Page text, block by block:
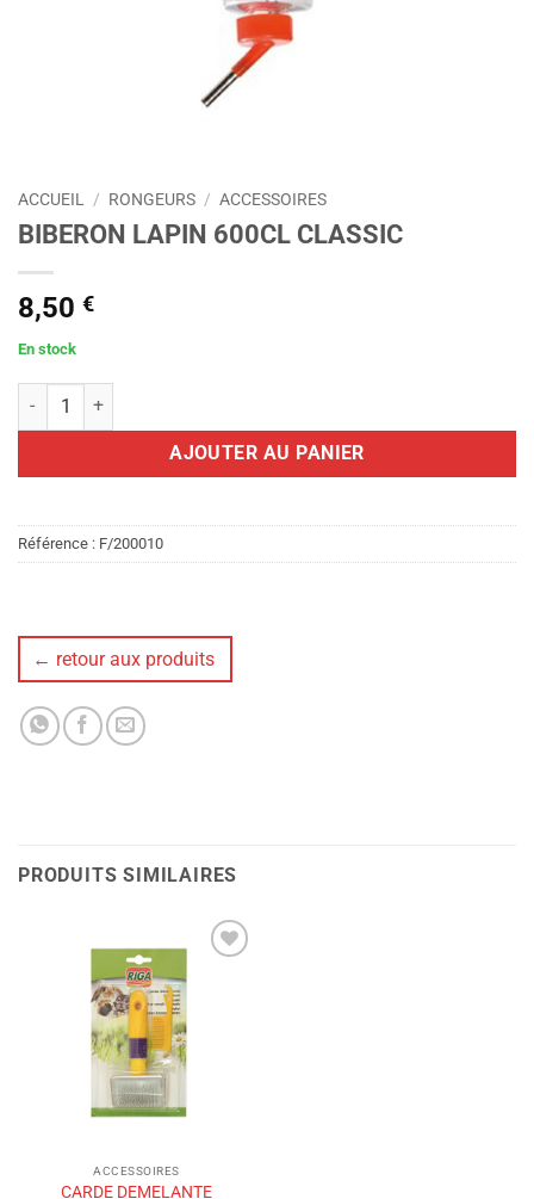
ACCUEIL / RONGEURS / ACCESSOIRES
BIBERON LAPIN 600CL CLASSIC
8,50 €
En stock
quantité de BIBERON LAPIN 600CL CLASSIC
AJOUTER AU PANIER
Référence : F/200010
← retour aux produits
PRODUITS SIMILAIRES
ACCESSOIRES
CARDE DEMELANTE